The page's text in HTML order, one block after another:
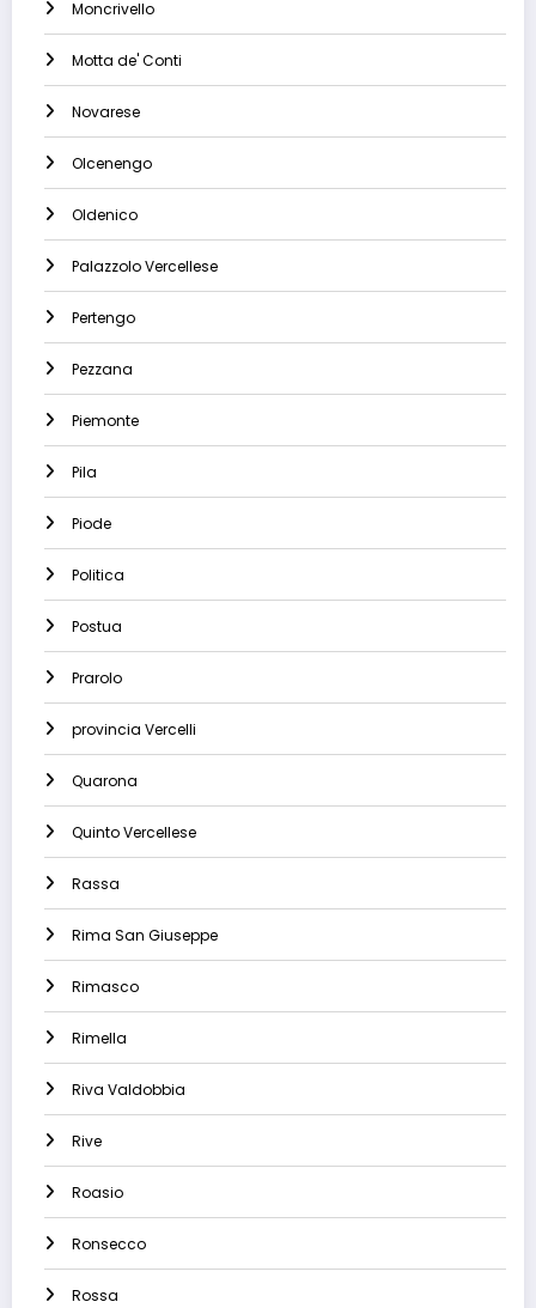
Moncrivello
Motta de' Conti
Novarese
Olcenengo
Oldenico
Palazzolo Vercellese
Pertengo
Pezzana
Piemonte
Pila
Piode
Politica
Postua
Prarolo
provincia Vercelli
Quarona
Quinto Vercellese
Rassa
Rima San Giuseppe
Rimasco
Rimella
Riva Valdobbia
Rive
Roasio
Ronsecco
Rossa